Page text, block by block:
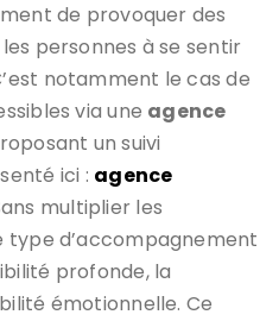
de provoquer des
personnes à se sentir
notamment le cas de
via une agence
un suivi
ici : agence
multiplier les
type d’accompagnement
profonde, la
émotionnelle. Ce